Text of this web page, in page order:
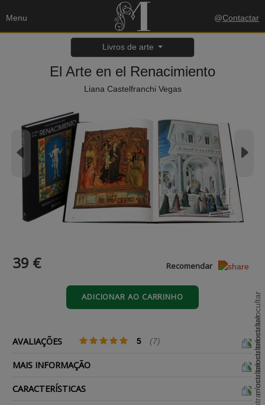
Menu @Contactar
Livros de arte
El Arte en el Renacimiento
Liana Castelfranchi Vegas
39 € Recomendar
ADICIONAR AO CARRINHO
AVALIAÇÕES 5 (7)
MAIS INFORMAÇÃO
CARACTERÍSTICAS